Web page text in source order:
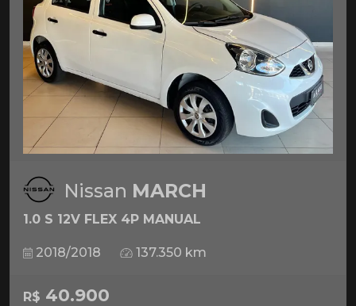
Nissan MARCH
1.0 S 12V FLEX 4P MANUAL
2018/2018 137.350 km
R$ 40.900